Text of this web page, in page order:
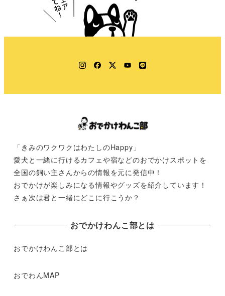
Instagram
Facebook
TwitterYouTube
LINE
「きみのワクワクはわたしのHappy」
愛犬と一緒に行けるカフェや宿などのおでかけスポットを
全国の飼い主さんからの情報を元に発信中！
おでかけが楽しみになる情報やグッズを紹介しています！
さぁ次は君と一緒にどこに行こうか？
おでかけわんこ部とは
おでかけわんこ部とは
おでわんMAP